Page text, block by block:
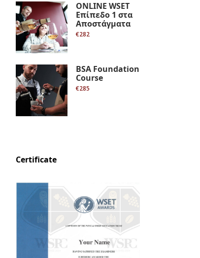
ONLINE WSET
Επίπεδο 1 στα
Αποστάγματα
€282
BSA Foundation
Course
€285
Certificate